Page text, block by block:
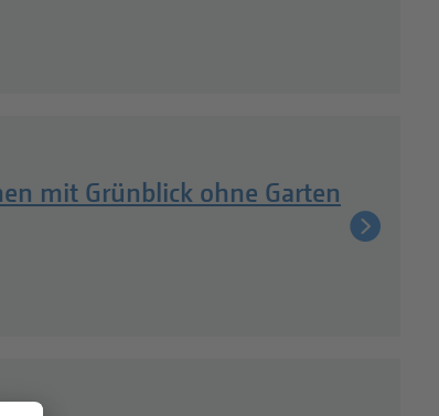
mit Grünblick ohne Garten